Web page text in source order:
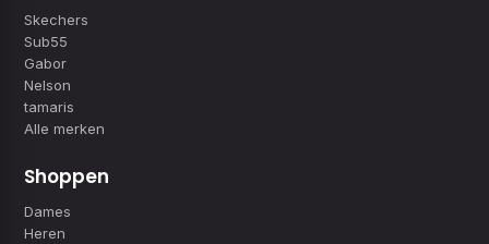
Skechers
Sub55
Gabor
Nelson
tamaris
Alle merken
Shoppen
Dames
Heren